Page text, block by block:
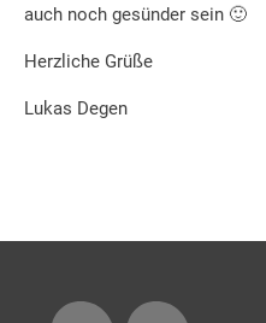
auch noch gesünder sein 🙂
Herzliche Grüße
Lukas Degen